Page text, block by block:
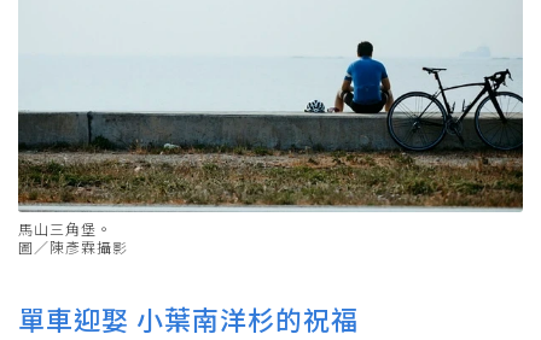
馬山三角堡。
圖／陳彥霖攝影
單車迎娶 小葉南洋杉的祝福